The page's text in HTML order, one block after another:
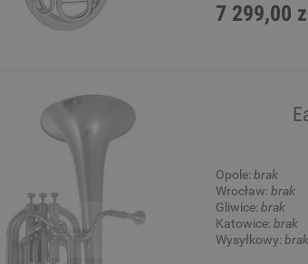
7 299,00
Opole:brak
Wrocław:brak
Gliwice:brak
Katowice:brak
Wysyłkowy:brak